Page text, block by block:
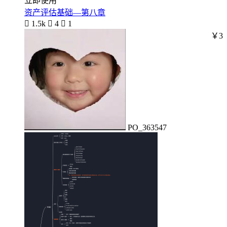
资产评估基础—第八章
 1.5k  4  1
PO_363547
￥3